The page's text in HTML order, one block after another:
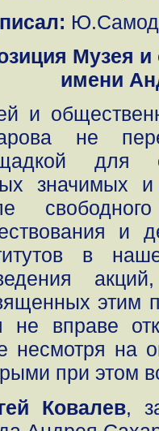
Музея и
имени
и
не
для
значимых
и
в
этим
не вправе
несмотря на
при этом
Ковалев,